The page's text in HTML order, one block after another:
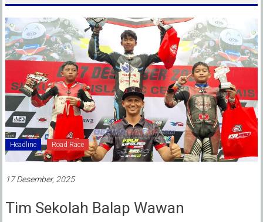
Headline Road Race
17 Desember, 2025
Tim Sekolah Balap Wawan